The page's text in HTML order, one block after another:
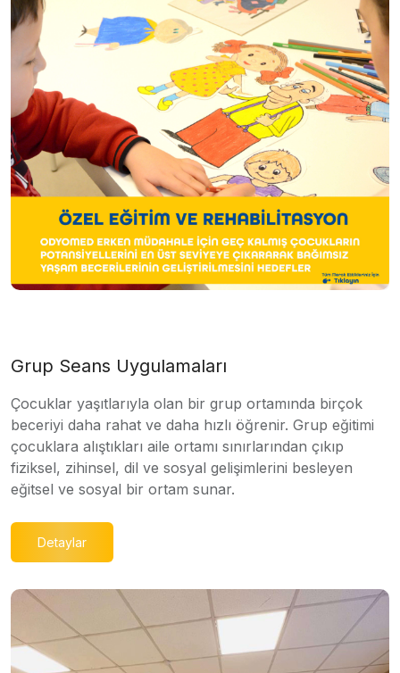
Grup Seans Uygulamaları
Çocuklar yaşıtlarıyla olan bir grup ortamında birçok
beceriyi daha rahat ve daha hızlı öğrenir. Grup eğitimi
çocuklara alıştıkları aile ortamı sınırlarından çıkıp
fiziksel, zihinsel, dil ve sosyal gelişimlerini besleyen
eğitsel ve sosyal bir ortam sunar.
Detaylar